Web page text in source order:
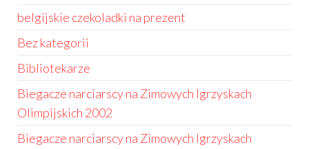
belgijskie czekoladki na prezent
Bez kategorii
Bibliotekarze
Biegacze narciarscy na Zimowych Igrzyskach
Olimpijskich 2002
Biegacze narciarscy na Zimowych Igrzyskach